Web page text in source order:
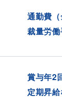
通勤費
裁量労
賞与年2
定期昇